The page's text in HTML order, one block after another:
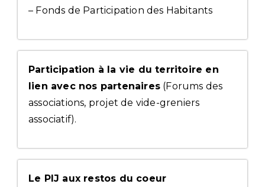
– Fonds de Participation des Habitants
Participation à la vie du territoire en
lien avec nos partenaires (Forums des
associations, projet de vide-greniers
associatif).
Le PIJ aux restos du coeur